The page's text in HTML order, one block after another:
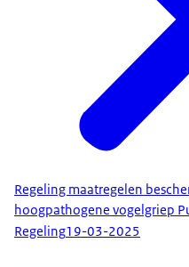
Regeling maatregelen
hoogpathogene vogelgriep
Regeling19-03-2025